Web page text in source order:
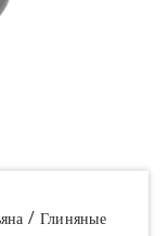
/ Глиняные